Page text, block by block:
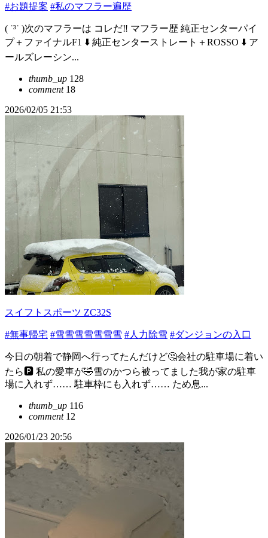
#お題提案 #私のマフラー遍歴
( ˙³˙ )次のマフラーは コレだ‼️ マフラー歴 純正センターパイ
プ＋ファイナルF1 ⬇️ 純正センターストレート＋ROSSO ⬇️ ア
ールズレーシン...
thumb_up 128
comment18
2026/02/05 21:53
スイフトスポーツ ZC32S
#無事帰宅 #雪雪雪雪雪雪雪 #人力除雪 #ダンジョンの入口
今日の朝着で静岡へ行ってたんだけど🤔会社の駐車場に着い
たら🅿️ 私の愛車が🤣雪のかつら被ってました我が家の駐車
場に入れず…… 駐車枠にも入れず…… ため息...
thumb_up 116
comment12
2026/01/23 20:56